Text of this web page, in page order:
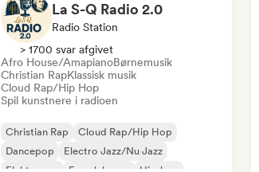
La S-Q Radio 2.0
Radio Station
> 1700 svar afgivet
Afro House/AmapianoBørnemusik
Christian RapKlassisk musik
Cloud Rap/Hip Hop
Spil kunstnere i radioen
Christian Rap
Cloud Rap/Hip Hop
Dancepop
Electro Jazz/Nu Jazz